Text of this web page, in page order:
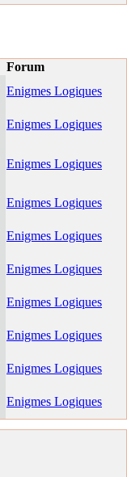
Forum
Enigmes Logiques
Enigmes Logiques
Enigmes Logiques
Enigmes Logiques
Enigmes Logiques
Enigmes Logiques
Enigmes Logiques
Enigmes Logiques
Enigmes Logiques
Enigmes Logiques